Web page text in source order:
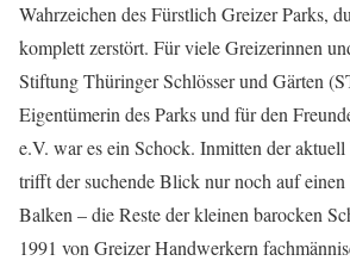
Wahrzeichen des Fürstlich Greizer Parks,
komplett zerstört. Für viele Greizerinnen
Stiftung Thüringer Schlösser und Gärten
Eigentümerin des Parks und für den
e.V. war es ein Schock. Inmitten der
trifft der suchende Blick nur noch auf
Balken – die Reste der kleinen barocken
1991 von Greizer Handwerkern